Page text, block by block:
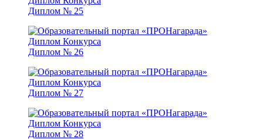
Диплом № 25
Диплом № 26
Диплом № 27
Диплом № 28